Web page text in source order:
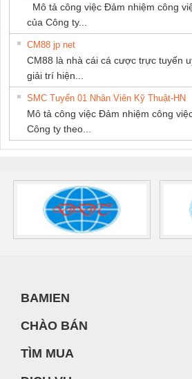
Mô tả công việc Đảm nhiệm công
của Công ty...
CM88 jp net
CM88 là nhà cái cá cược trực tuyến
giải trí hiện...
SMC Tuyển 01 Nhân Viên Kỹ Thuật-HN
Mô tả công việc Đảm nhiệm công
Công ty theo...
BAMIEN
CHÀO BÁN
TÌM MUA